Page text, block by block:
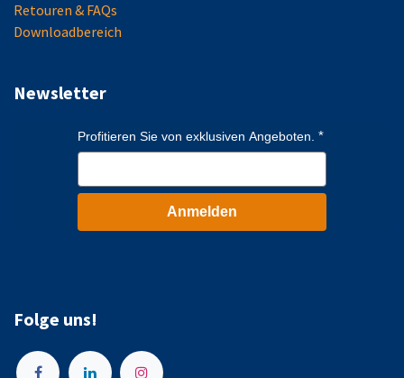
Retouren & FAQs
Downloadbereich
Newsletter
Profitieren Sie von exklusiven Angeboten.
Anmelden
Folge uns!